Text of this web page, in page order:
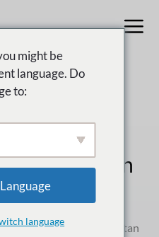
sin
los proveedores necesitan
might be
language. Do
to:
language